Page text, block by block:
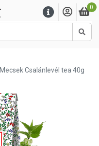
0
Mecsek Csalánlevél tea 40g